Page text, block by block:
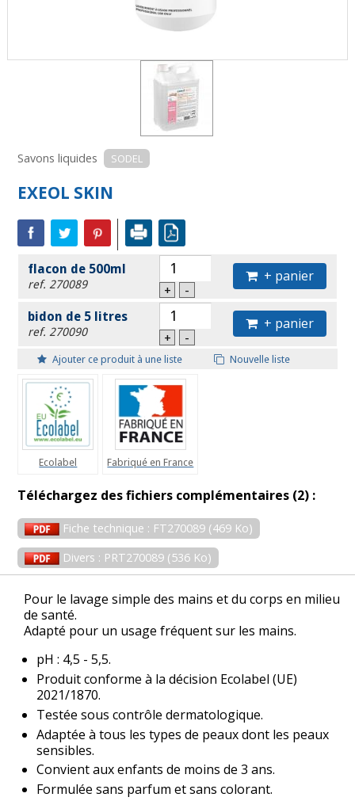
Savons liquides SODEL
EXEOL SKIN
flacon de 500ml
ref. 270089 + -
+ panier
bidon de 5 litres
ref. 270090 + -
+ panier
Ajouter ce produit à une liste Nouvelle liste
Ecolabel Fabriqué en France
Téléchargez des fichiers complémentaires (2) :
Fiche technique : FT270089 (469 Ko)
Divers : PRT270089 (536 Ko)
Pour le lavage simple des mains et du corps en milieu
de santé.
Adapté pour un usage fréquent sur les mains.
pH : 4,5 - 5,5.
Produit conforme à la décision Ecolabel (UE)
2021/1870.
Testée sous contrôle dermatologique.
Adaptée à tous les types de peaux dont les peaux
sensibles.
Convient aux enfants de moins de 3 ans.
Formulée sans parfum et sans colorant.